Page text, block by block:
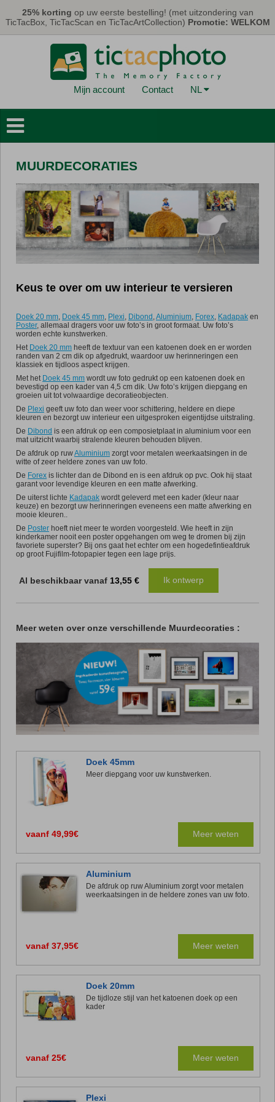
25% korting op uw eerste bestelling! (met uitzondering van
TicTacBox, TicTacScan en TicTacArtCollection) Promotie: WELKOM
Mijn account Contact NL
Muurdecoraties
Kaarten & Kalenders
Fotoprints
Geschenken
TicTacBox
MUURDECORATIES
Keus te over om uw interieur te versieren
Doek 20 mm Doek 45 mm Plexi Dibond Aluminium Forex Kadapak en
Poster, allemaal dragers voor uw foto’s in groot formaat. Uw foto’s
worden echte kunstwerken.
Het Doek 20 mm heeft de textuur van een katoenen doek en er worden
randen van 2 cm dik op afgedrukt, waardoor uw herinneringen een
klassiek en tijdloos aspect krijgen.
Met het Doek 45 mm wordt uw foto gedrukt op een katoenen doek en
bevestigd op een kader van 4,5 cm dik. Uw foto’s krijgen diepgang en
groeien uit tot volwaardige decoratieobjecten.
De Plexi geeft uw foto dan weer voor schittering, heldere en diepe
kleuren en bezorgt uw interieur een uitgesproken eigentijdse uitstraling.
De Dibond is een afdruk op een composietplaat in aluminium voor een
mat uitzicht waarbij stralende kleuren behouden blijven.
De afdruk op ruwAluminium zorgt voor metalen weerkaatsingen in de
witte of zeer heldere zones van uw foto.
De Forex is lichter dan de Dibond en is een afdruk op pvc. Ook hij staat
garant voor levendige kleuren en een matte afwerking.
De uiterst lichte Kadapak wordt geleverd met een kader (kleur naar
keuze) en bezorgt uw herinneringen eveneens een matte afwerking en
mooie kleuren..
De Poster hoeft niet meer te worden voorgesteld. Wie heeft in zijn
kinderkamer nooit een poster opgehangen om weg te dromen bij zijn
favoriete superster? Bij ons gaat het echter om een hogedefintieafdruk
op groot Fujifilm-fotopapier tegen een lage prijs.
Al beschikbaar vanaf 13,55 € Ik ontwerp
Meer weten over onze verschillende Muurdecoraties :
Doek 45mm
Meer diepgang voor uw kunstwerken.
vaanf 49,99€ Meer weten
Aluminium
De afdruk op ruw Aluminium zorgt voor metalen
weerkaatsingen in de heldere zones van uw foto.
vanaf 37,95€ Meer weten
Doek 20mm
De tijdloze stijl van het katoenen doek op een
kader
vanaf 25€ Meer weten
Plexi